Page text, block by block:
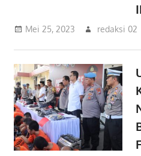
Mei 25, 2023 redaksi 02